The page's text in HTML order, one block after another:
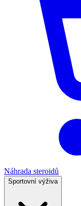
Náhrada steroidů
Sportovní výživa